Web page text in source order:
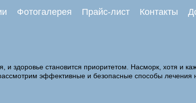
Фотогалерея Прайс-лист Контакты
здоровье становится приоритетом. Насморк, хотя и
эффективные и безопасные способы лечения